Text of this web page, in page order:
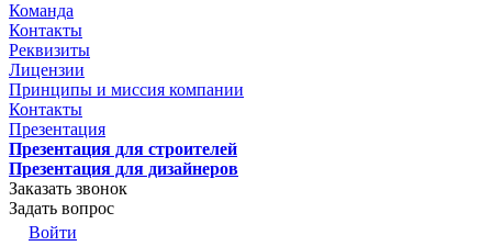
Команда
Контакты
Реквизиты
Лицензии
Принципы и миссия компании
Контакты
Презентация
Презентация для строителей
Презентация для дизайнеров
Заказать звонок
Задать вопрос
Войти